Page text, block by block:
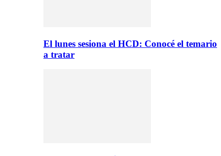
El lunes sesiona el HCD: Conocé el temario
a tratar